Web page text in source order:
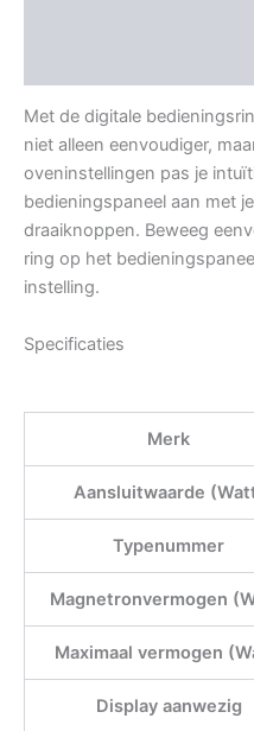
Met de digitale
niet alleen eenvoudiger,
oveninstellingen pas je
bedieningspaneel aan met
draaiknoppen. Beweeg
ring op het
instelling.
Specificaties
Merk
Aansluitwaarde
Typenummer
Magnetronvermogen
Maximaal vermogen
Display aanwezig